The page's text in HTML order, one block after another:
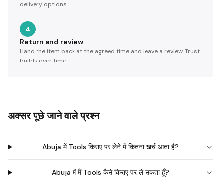
delivery options.
4
Return and review
Hand the item back at the agreed time and leave a review. Trust
builds over time.
अक्सर पूछे जाने वाले प्रश्न
Abuja में Tools किराए पर लेने में कितना खर्च आता है?
Abuja में मैं Tools कैसे किराए पर ले सकता हूँ?